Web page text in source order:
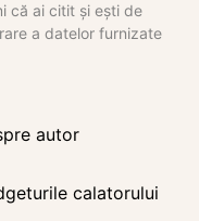
că ai citit și ești de
a datelor furnizate
autor
calatorului